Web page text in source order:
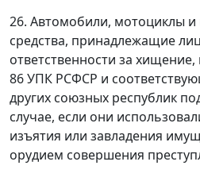
26. Автомобили, мотоциклы
средства, принадлежащие
ответственности за хищение,
86УПК РСФСР и
других союзных республик
случае, если они
изъятия или завладения
орудием совершения